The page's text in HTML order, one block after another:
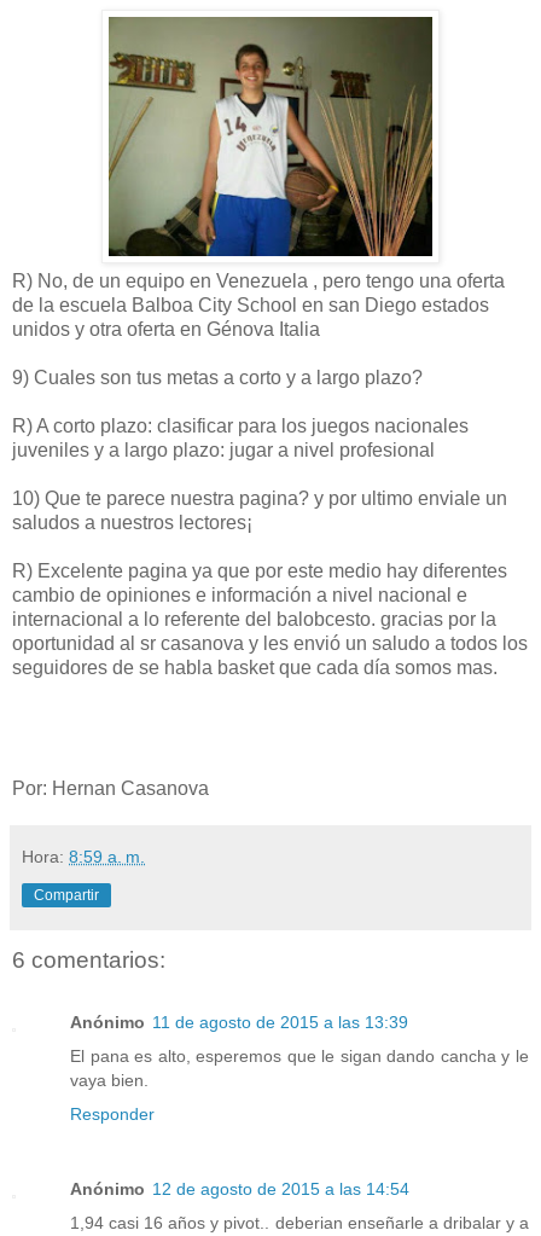
R) No, de un equipo en Venezuela , pero tengo una oferta
de la escuela Balboa City School en san Diego estados
unidos y otra oferta en Génova Italia
9) Cuales son tus metas a corto y a largo plazo?
R) A corto plazo: clasificar para los juegos nacionales
juveniles y a largo plazo: jugar a nivel profesional
10) Que te parece nuestra pagina? y por ultimo enviale un
saludos a nuestros lectores¡
R) Excelente pagina ya que por este medio hay diferentes
cambio de opiniones e información a nivel nacional e
internacional a lo referente del balobcesto. gracias por la
oportunidad al sr casanova y les envió un saludo a todos los
seguidores de se habla basket que cada día somos mas.
Por: Hernan Casanova
Hora: 8:59 a. m.
Compartir
6 comentarios:
Anónimo 11 de agosto de 2015 a las 13:39
El pana es alto, esperemos que le sigan dando cancha y le
vaya bien.
Responder
Anónimo 12 de agosto de 2015 a las 14:54
1,94 casi 16 años y pivot.. deberian enseñarle a dribalar y a